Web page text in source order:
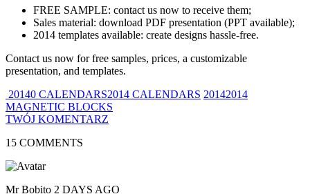
FREE SAMPLE: contact us now to receive them;
Sales material: download PDF presentation (PPT available);
2014 templates available: create designs hassle-free.
Contact us now for free samples, prices, a customizable
presentation, and templates.
20140 CALENDARS2014 CALENDARS 20142014
MAGNETIC BLOCKS
TWÓJ KOMENTARZ
15 COMMENTS
Mr Bobito 2 DAYS AGO